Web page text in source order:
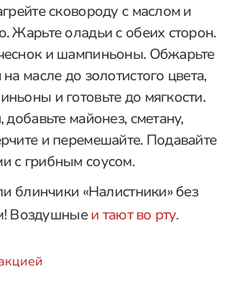
сковороду с маслом и
Жарьте оладьи с обеих сторон.
и шампиньоны. Обжарьте
масле до золотистого цвета,
и готовьте до мягкости.
добавьте майонез, сметану,
и перемешайте. Подавайте
с грибным соусом.
блинчики «Налистники» без
Воздушныеи тают во рту.